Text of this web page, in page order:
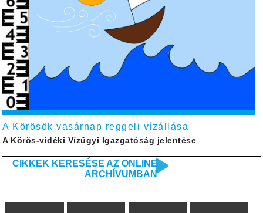
A Körösök vasárnap reggeli vízállása
A Körös-vidéki Vízügyi Igazgatóság jelentése
CIKKEK KERESÉSE AZ ONLINE
ARCHÍVUMBAN